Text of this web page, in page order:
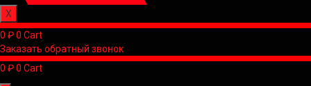
X
0 ₽0 Cart
Заказать обратный звонок
0 ₽0 Cart